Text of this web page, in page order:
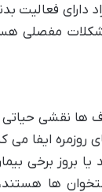
دارای فعالیت
مفصلی
نقشی حیاتی
روزمره ایفا می
بروز برخی
ها